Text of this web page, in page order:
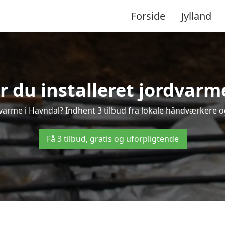
Forside Jylland
du installeret
i Havndal? Indhent 3 tilbud fra lokale håndværkere
Få 3 tilbud, gratis og uforpligtende